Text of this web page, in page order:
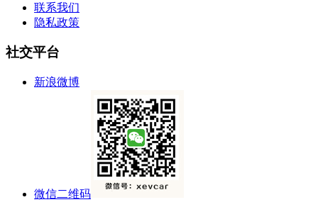
联系我们
隐私政策
社交平台
新浪微博
微信二维码